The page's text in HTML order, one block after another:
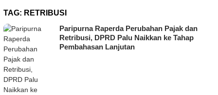
TAG: RETRIBUSI
Paripurna Raperda Perubahan Pajak dan
Retribusi, DPRD Palu Naikkan ke Tahap
Pembahasan Lanjutan